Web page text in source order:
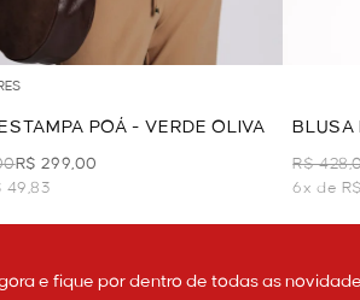
POÁ - VERDE OLIVA
R$ 299,00
49,83
BLUSA
VERDE
R$
6x de
e fique por dentro de todas as